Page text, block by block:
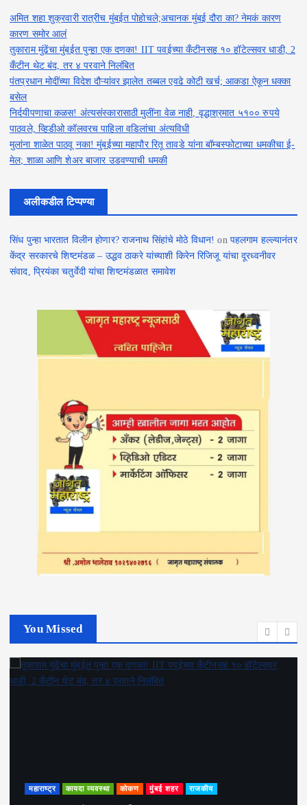
अमित शहा शुक्रवारी रात्रीच मुंबईत पोहोचले;अचानक मुंबई दौरा का? नेमकं कारण
कारण समोर आलं
तुकाराम मुंढेंचा मुंबईत पुन्हा एक दणका! IIT पवईच्या कँटीनसह १० हॉटेल्सवर धाडी, 2
कँटीन थेट बंद, तर ४ परवाने निलंबित
पंतप्रधान मोदींच्या विदेश दौऱ्यांवर झालेत तब्बल एवढे कोटी खर्च; आकडा ऐकून धक्का
बसेल
निर्दयीपणाचा कळस! अंत्यसंस्कारासाठी मुलींना वेळ नाही, वृद्धाश्रमात ५१०० रुपये
पाठवले, व्हिडीओ कॉलवरच पाहिला वडिलांचा अंत्यविधी
मुलांना शाळेत पाठवू नका! मुंबईच्या महापौर रितू तावडे यांना बॉम्बस्फोटाच्या धमकीचा ई-
मेल; शाळा आणि शेअर बाजार उडवण्याची धमकी
अलीकडील टिप्पण्या
सिंध पुन्हा भारतात विलीन होणार? राजनाथ सिंहांचे मोठे विधान! on पहलगाम हल्ल्यानंतर
केंद्र सरकारचे शिष्टमंडळ – उद्धव ठाकरे यांच्याशी किरेन रिजिजू यांचा दूरध्वनीवर
संवाद, प्रियंका चतुर्वेदी यांचा शिष्टमंडळात समावेश
You Missed
महाराष्ट्र कायदा व्यवस्था कोकण मुंबई शहर राजकीय